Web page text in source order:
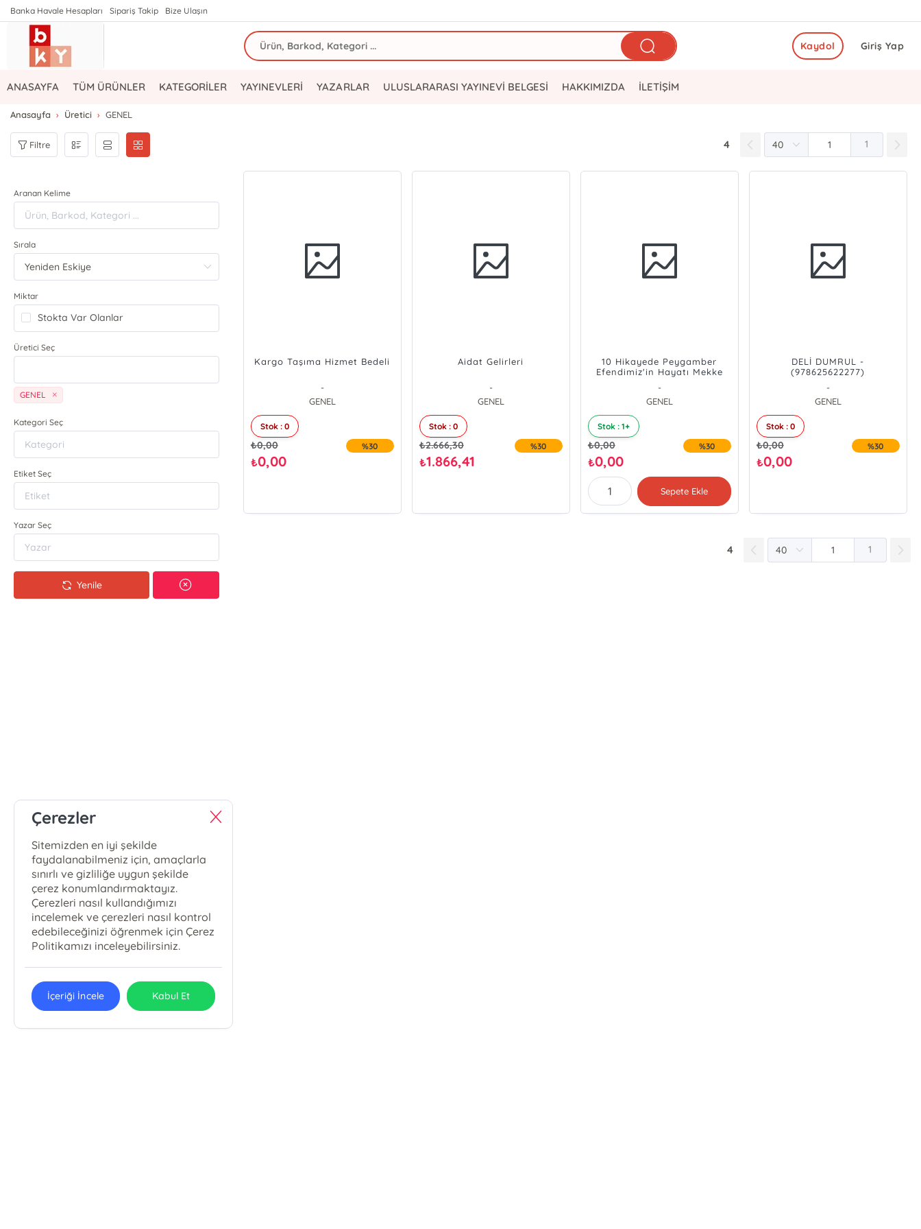
Banka Havale Hesapları Sipariş Takip Bize Ulaşın
Giriş Yap
Kaydol
ANASAYFA TÜM ÜRÜNLER KATEGORİLER YAYINEVLERİ YAZARLAR ULUSLARARASI YAYINEVİ BELGESİ HAKKIMIZDA İLETİŞİM
Anasayfa Üretici GENEL
Filtre 4 1
Aranan Kelime
Sırala
Miktar
Stokta Var Olanlar
Üretici Seç
GENEL
Kategori Seç
Etiket Seç
Yazar Seç
Yenile
Kargo Taşıma Hizmet Bedeli
-
GENEL
Stok : 0
₺0,00
₺0,00
%30
Aidat Gelirleri
-
GENEL
Stok : 0
₺2.666,30
₺1.866,41
%30
10 Hikayede Peygamber
Efendimiz'in Hayatı Mekke
-
GENEL
Stok : 1+
₺0,00
₺0,00
%30
Sepete Ekle
DELİ DUMRUL -
(978625622277)
-
GENEL
Stok : 0
₺0,00
₺0,00
%30
4 1
Çerezler
Sitemizden en iyi şekilde
faydalanabilmeniz için, amaçlarla
sınırlı ve gizliliğe uygun şekilde
çerez konumlandırmaktayız.
Çerezleri nasıl kullandığımızı
incelemek ve çerezleri nasıl kontrol
edebileceğinizi öğrenmek için Çerez
Politikamızı inceleyebilirsiniz.
İçeriği İncele Kabul Et